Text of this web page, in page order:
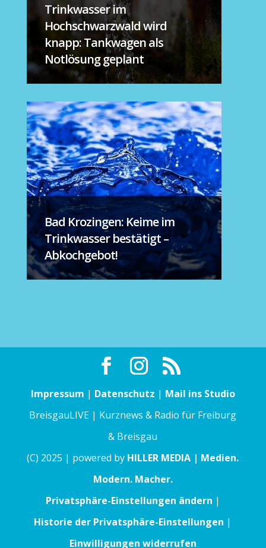
Trinkwasser im
Hochschwarzwald wird
knapp: Tankwagen als
Notlösung geplant
Bad Krozingen: Keime im
Trinkwasser bestätigt –
Abkochgebot!
Impressum | Datenschutz | Mail ins Studio
BreisgauLIVE | Kurznews & Radio für Freiburg
& Breisgau
(C) 2025 | powered by HILLER MEDIA | Medien.
Modern. Macher.
Privatsphäre-Einstellungen ändern |
Historie der Privatsphäre-Einstellungen |
Einwilligungen widerrufen